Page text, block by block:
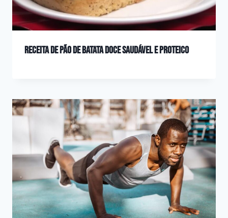
Receita de Pão de Batata Doce saudável e proteico